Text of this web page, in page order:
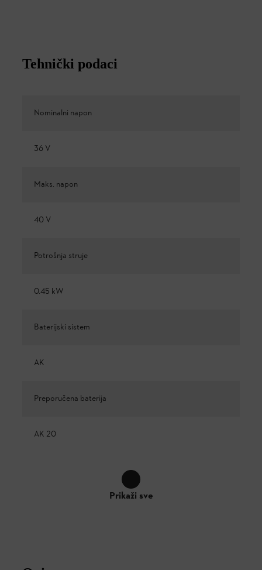
Tehnički podaci
Nominalni napon
36 V
Maks. napon
40 V
Potrošnja struje
0.45 kW
Baterijski sistem
AK
Preporučena baterija
AK 20
Prikaži sve